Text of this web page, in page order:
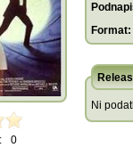
0
Format:
Ni